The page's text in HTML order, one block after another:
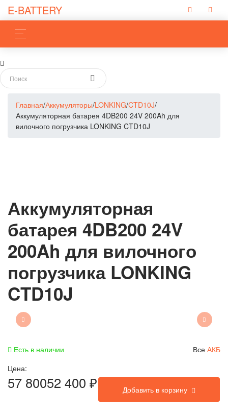
E-BATTERY
Главная/Аккумуляторы/LONKING/CTD10J/
Аккумуляторная батарея 4DB200 24V 200Ah для
вилочного погрузчика LONKING CTD10J
Аккумуляторная
батарея 4DB200 24V
200Ah для вилочного
погрузчика LONKING
CTD10J
Есть в наличии Все АКБ
Цена:
57 80052 400 ₽ Добавить в корзину